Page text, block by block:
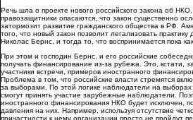
Речь шла о проекте нового российского закона об
правозащитники опасаются, что закон существенно
затормозит развитие гражданского общества в РФ.
того, что новый закон позволит легализовать
Николас Бернс, и тогда то, что воспринимается пока
При этом и господин Бернс, и его российские
получать финансирование из-за рубежа. Это, кстати,
участники встречи, примеров иностранного
Проблема в том, что российские власти стремятся
за выборами. По этой логике наблюдатели на
смогут принять участие зарубежные наблюдатели.
иностранного финансирования НКО будет исключен,
давления на них. Например, используя отсутствие
причастности к нему организации просто не пройдут